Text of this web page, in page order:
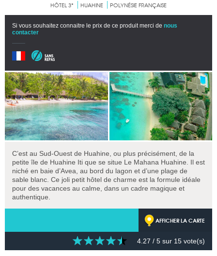
HÔTEL 3* HUAHINE POLYNÉSIE FRANÇAISE
Si vous souhaitez connaitre le prix de ce produit merci de nous
contacter
C’est au Sud-Ouest de Huahine, ou plus précisément, de la
petite île de Huahine Iti que se situe Le Mahana Huahine. Il est
niché en baie d’Avea, au bord du lagon et d’une plage de
sable blanc. Ce joli petit hôtel de charme est la formule idéale
pour des vacances au calme, dans un cadre magique et
authentique.
AFFICHER LA CARTE
4.27 / 5 sur 15 vote(s)